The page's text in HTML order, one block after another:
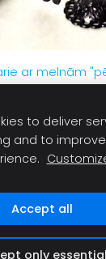
ar melnām
to deliver
and to
Accept all
only essential